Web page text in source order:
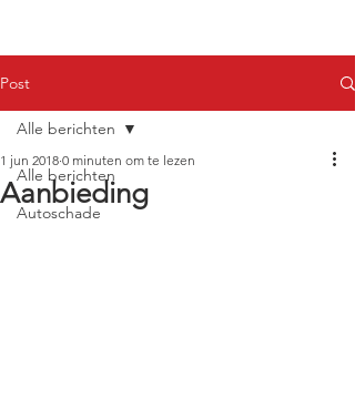
Post
Alle berichten
Autoschade
Alle berichten
Aanbieding
1 jun 2018 0 minuten om te lezen